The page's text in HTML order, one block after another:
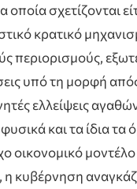
οποία σχετίζονται
κρατικό
περιορισμούς,
υπό τη μορφή
ελλείψεις
και τα ίδια τα
οικονομικό
κυβέρνηση